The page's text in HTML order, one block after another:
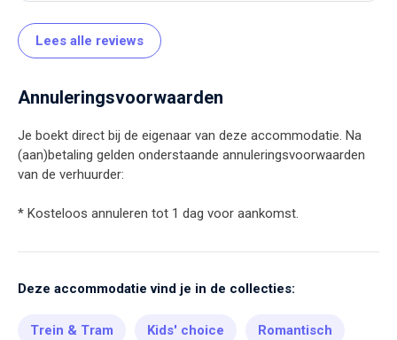
Lees alle reviews
Annuleringsvoorwaarden
Je boekt direct bij de eigenaar van deze accommodatie. Na
(aan)betaling gelden onderstaande annuleringsvoorwaarden
van de verhuurder:
* Kosteloos annuleren tot 1 dag voor aankomst.
Deze accommodatie vind je in de collecties:
Trein & Tram Kids' choice Romantisch